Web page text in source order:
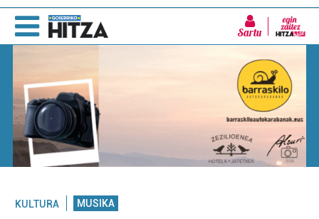
Sartu
KULTURA MUSIKA